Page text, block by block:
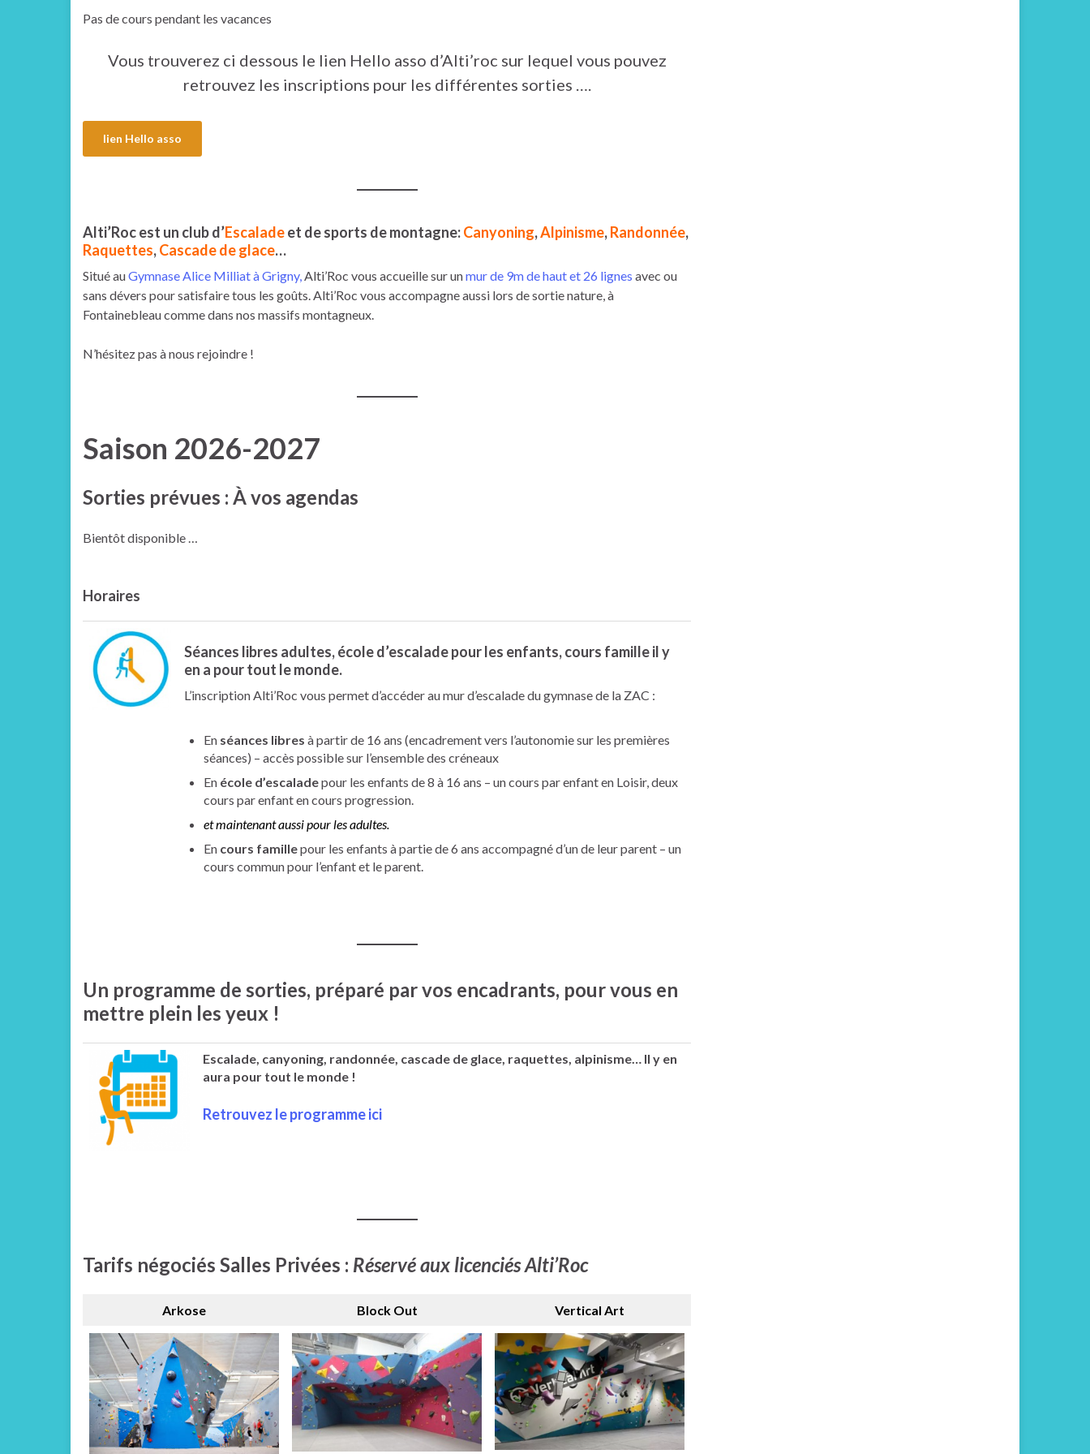
Pas de cours pendant les vacances
Vous trouverez ci dessous le lien Hello asso d’Alti’roc sur lequel vous pouvez
retrouvez les inscriptions pour les différentes sorties ….
lien Hello asso
Alti’Roc est un club d’Escaladeet de sports de montagne:Canyoning,Alpinisme,Randonnée,
Raquettes,Cascade de glace…
Situé auGymnase Alice Milliat à Grigny,Alti’Roc vous accueille sur unmur de 9m de haut et 26 lignes avec ou
sans dévers pour satisfaire tous les goûts. Alti’Roc vous accompagne aussi lors de sortie nature, à
Fontainebleau comme dans nos massifs montagneux.
N’hésitez pas à nous rejoindre !
Saison 2026-2027
Sorties prévues : À vos agendas
Bientôt disponible …
Horaires
Séances libres adultes, école d’escalade pour les enfants, cours famille il y
en a pour tout le monde.
L’inscription Alti’Roc vous permet d’accéder au mur d’escalade du gymnase de la ZAC :
En séances libres à partir de 16 ans (encadrement vers l’autonomie sur les premières
séances) – accès possible sur l’ensemble des créneaux
En école d’escaladepour les enfants de 8 à 16 ans – un cours par enfant en Loisir, deux
cours par enfant en cours progression.
et maintenant aussi pour les adultes.
En cours famillepour les enfants à partie de 6 ans accompagné d’un de leur parent – un
cours commun pour l’enfant et le parent.
Un programme de sorties, préparé par vos encadrants, pour vous en
mettre plein les yeux !
Escalade, canyoning, randonnée, cascade de glace, raquettes, alpinisme… Il y en
aura pour tout le monde !
Retrouvez le programme ici
Tarifs négociés Salles Privées : Réservé aux licenciés Alti’Roc
Arkose Block Out Vertical Art